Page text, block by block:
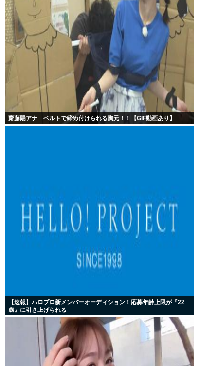
齋藤陽アナ ベルトで締め付けられる胸元！！【GIF動画あり】
【速報】ハロプロ新メンバーオーディション！応募年齢上限が『22
歳』に引き上げられる